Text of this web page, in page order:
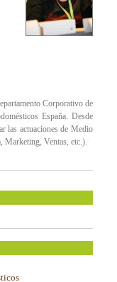
Corporativo de
España. Desde
las actuaciones de Medio
Marketing, Ventas, etc.).